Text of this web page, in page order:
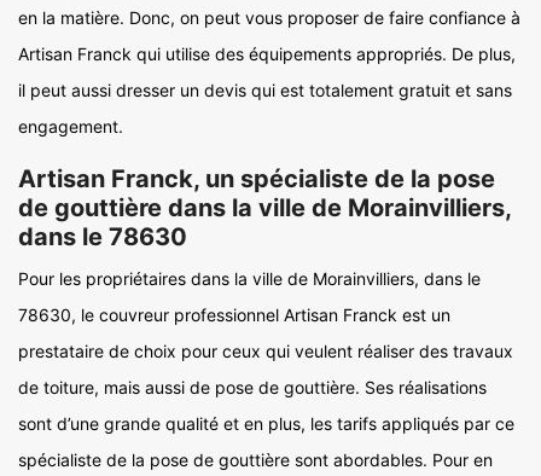
en la matière. Donc, on peut vous proposer de faire confiance à
Artisan Franck qui utilise des équipements appropriés. De plus,
il peut aussi dresser un devis qui est totalement gratuit et sans
engagement.
Artisan Franck, un spécialiste de la pose
de gouttière dans la ville de Morainvilliers,
dans le 78630
Pour les propriétaires dans la ville de Morainvilliers, dans le
78630, le couvreur professionnel Artisan Franck est un
prestataire de choix pour ceux qui veulent réaliser des travaux
de toiture, mais aussi de pose de gouttière. Ses réalisations
sont d’une grande qualité et en plus, les tarifs appliqués par ce
spécialiste de la pose de gouttière sont abordables. Pour en